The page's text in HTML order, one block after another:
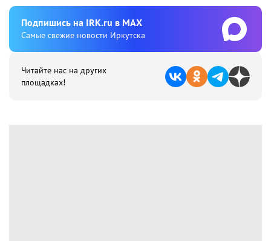
Подпишиcь на IRK.ru в MAX
Cамые свежие новости Иркутска
Читайте нас на других
площадках!